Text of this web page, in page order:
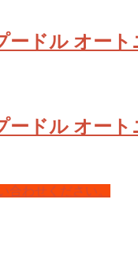
ードル オー
ードル オー
合わせください。